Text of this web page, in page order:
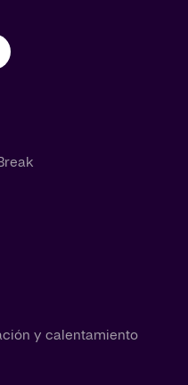
y calentamiento